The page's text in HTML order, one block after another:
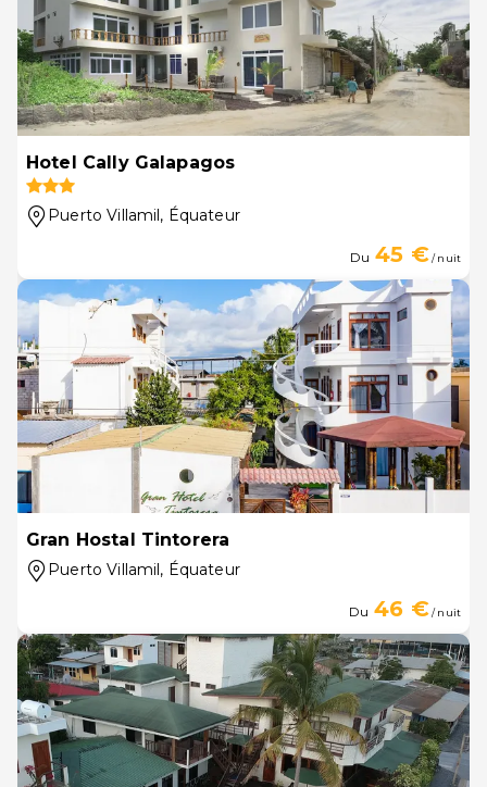
Hotel Cally Galapagos
Puerto Villamil, Équateur
Du 45 €/ nuit
Gran Hostal Tintorera
Puerto Villamil, Équateur
Du 46 €/ nuit